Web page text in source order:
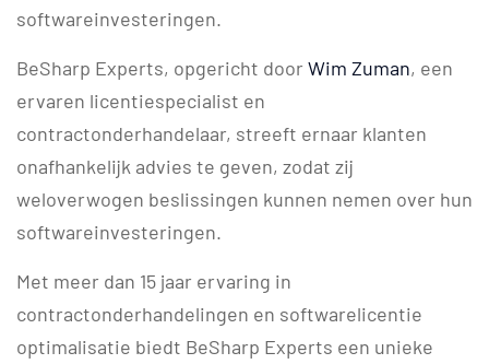
softwareinvesteringen.
BeSharp Experts, opgericht door Wim Zuman, een
ervaren licentiespecialist en
contractonderhandelaar, streeft ernaar klanten
onafhankelijk advies te geven, zodat zij
weloverwogen beslissingen kunnen nemen over hun
softwareinvesteringen.
Met meer dan 15 jaar ervaring in
contractonderhandelingen en softwarelicentie
optimalisatie biedt BeSharp Experts een unieke